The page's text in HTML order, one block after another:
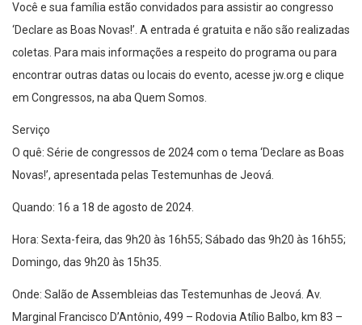
Você e sua família estão convidados para assistir ao congresso
‘Declare as Boas Novas!’. A entrada é gratuita e não são realizadas
coletas. Para mais informações a respeito do programa ou para
encontrar outras datas ou locais do evento, acesse jw.org e clique
em Congressos, na aba Quem Somos.
Serviço
O quê: Série de congressos de 2024 com o tema ‘Declare as Boas
Novas!’, apresentada pelas Testemunhas de Jeová.
Quando: 16 a 18 de agosto de 2024.
Hora: Sexta-feira, das 9h20 às 16h55; Sábado das 9h20 às 16h55;
Domingo, das 9h20 às 15h35.
Onde: Salão de Assembleias das Testemunhas de Jeová. Av.
Marginal Francisco D’Antônio, 499 – Rodovia Atílio Balbo, km 83 –